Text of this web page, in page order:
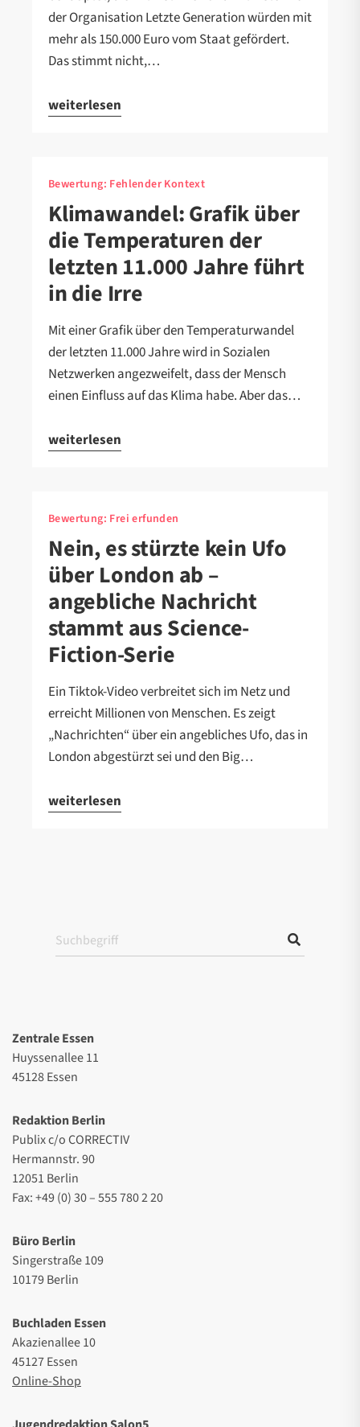
der Organisation Letzte Generation würden mit
mehr als 150.000 Euro vom Staat gefördert.
Das stimmt nicht,…
weiterlesen
Bewertung: Fehlender Kontext
Klimawandel: Grafik über
die Temperaturen der
letzten 11.000 Jahre führt
in die Irre
Mit einer Grafik über den Temperaturwandel
der letzten 11.000 Jahre wird in Sozialen
Netzwerken angezweifelt, dass der Mensch
einen Einfluss auf das Klima habe. Aber das…
weiterlesen
Bewertung: Frei erfunden
Nein, es stürzte kein Ufo
über London ab –
angebliche Nachricht
stammt aus Science-
Fiction-Serie
Ein Tiktok-Video verbreitet sich im Netz und
erreicht Millionen von Menschen. Es zeigt
„Nachrichten“ über ein angebliches Ufo, das in
London abgestürzt sei und den Big…
weiterlesen
Zentrale Essen
Huyssenallee 11
45128 Essen
Redaktion Berlin
Publix c/o CORRECTIV
Hermannstr. 90
12051 Berlin
Fax: +49 (0) 30 – 555 780 2 20
Büro Berlin
Singerstraße 109
10179 Berlin
Buchladen Essen
Akazienallee 10
45127 Essen
Online-Shop